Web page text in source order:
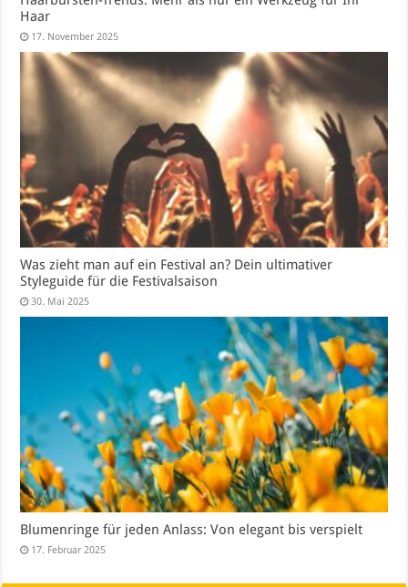
Haar
17. November 2025
Was zieht man auf ein Festival an? Dein ultimativer
Styleguide für die Festivalsaison
30. Mai 2025
Blumenringe für jeden Anlass: Von elegant bis verspielt
17. Februar 2025